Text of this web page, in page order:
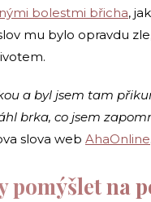
bolestmi břicha,
mu bylo opravdu
a byl jsem tam
brka, co jsem
slova web AhaOnline
pomýšlet na